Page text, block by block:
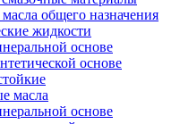
общего назначения
жидкости
основе
основе
масла
основе